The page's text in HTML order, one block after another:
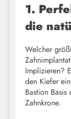
1.
die
Welcher
Implizieren?
den Kiefer
Bastion
Zahnkrone.